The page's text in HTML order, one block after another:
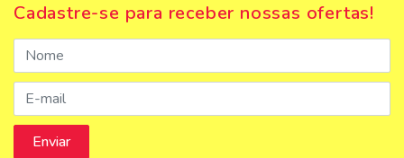
Cadastre-se para receber nossas ofertas!